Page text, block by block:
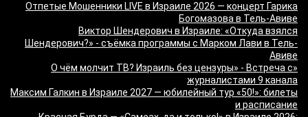
Отпетые Мошенники LIVE в Израиле 2026 — концерт Гарика
Богомазова в Тель-Авиве
Виктор Шендерович в Израиле: «Откуда взялся
Шендерович?» - съёмка программы с Марком Лави в Тель-
Авиве
«О чём молчит ТВ? Израиль без цензуры» - Встреча с
журналистами 9 канала
Максим Галкин в Израиле 2027 — юбилейный тур «50!»: билеты
и расписание